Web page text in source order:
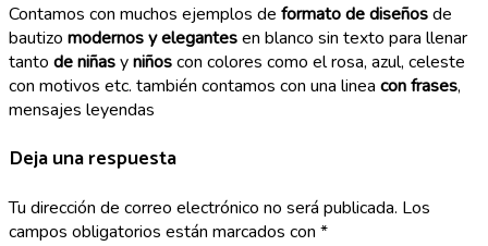
Contamos con muchos ejemplos de formato de diseñosde
bautizo modernos y elegantesen blanco sin texto para llenar
tanto de niñasyniñoscon colores como el rosa, azul, celeste
con motivos etc. también contamos con una linea con frases,
mensajes leyendas
Deja una respuesta
Tu dirección de correo electrónico no será publicada. Los
campos obligatorios están marcados con *